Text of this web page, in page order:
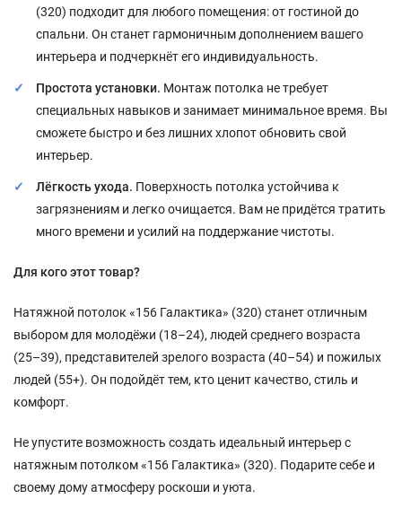
(320) подходит для любого помещения: от гостиной до
спальни. Он станет гармоничным дополнением вашего
интерьера и подчеркнёт его индивидуальность.
Простота установки. Монтаж потолка не требует
специальных навыков и занимает минимальное время. Вы
сможете быстро и без лишних хлопот обновить свой
интерьер.
Лёгкость ухода. Поверхность потолка устойчива к
загрязнениям и легко очищается. Вам не придётся тратить
много времени и усилий на поддержание чистоты.
Для кого этот товар?
Натяжной потолок «156 Галактика» (320) станет отличным
выбором для молодёжи (18–24), людей среднего возраста
(25–39), представителей зрелого возраста (40–54) и пожилых
людей (55+). Он подойдёт тем, кто ценит качество, стиль и
комфорт.
Не упустите возможность создать идеальный интерьер с
натяжным потолком «156 Галактика» (320). Подарите себе и
своему дому атмосферу роскоши и уюта.